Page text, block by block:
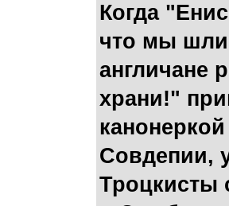
Когда
что мы шли
англичане
храни!"
Совдепии,
Троцкисты